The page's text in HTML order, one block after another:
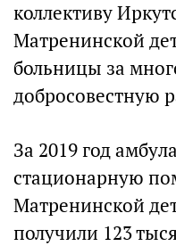
коллективу
Матренинской
больницы за
добросовестную
За 2019 год
стационарную
Матренинской
получили 123